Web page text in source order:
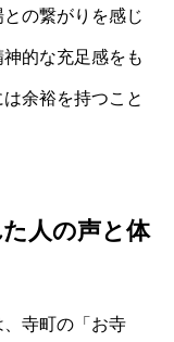
の繋がりを感じ
的な充足感をも
余裕を持つこと
人の声と体
寺町の「お寺